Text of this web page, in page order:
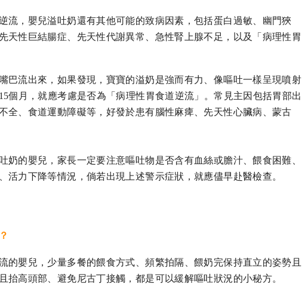
流，嬰兒溢吐奶還有其他可能的致病因素，包括蛋白過敏、幽門狹
天性巨結腸症、先天性代謝異常、急性腎上腺不足，以及「病理性胃
巴流出來，如果發現，寶寶的溢奶是強而有力、像嘔吐一樣呈現噴射
個月，就應考慮是否為「病理性胃食道逆流」。常見主因包括胃部出
全、食道運動障礙等，好發於患有腦性麻痺、先天性心臟病、蒙古
奶的嬰兒，家長一定要注意嘔吐物是否含有血絲或膽汁、餵食困難、
活力下降等情況，倘若出現上述警示症狀，就應儘早赴醫檢查。
的嬰兒，少量多餐的餵食方式、頻繁拍隔、餵奶完保持直立的姿勢且
抬高頭部、避免尼古丁接觸，都是可以緩解嘔吐狀況的小秘方。